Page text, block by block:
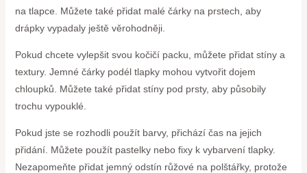
na tlapce. Můžete také přidat malé čárky na prstech, aby
drápky vypadaly ještě věrohodněji.
Pokud chcete vylepšit svou kočičí packu, můžete přidat stíny a
textury. Jemné čárky podél tlapky mohou vytvořit dojem
chloupků. Můžete také přidat stíny pod prsty, aby působily
trochu vypouklé.
Pokud jste se rozhodli použít barvy, přichází čas na jejich
přidání. Můžete použít pastelky nebo fixy k vybarvení tlapky.
Nezapomeňte přidat jemný odstín růžové na polštářky, protože